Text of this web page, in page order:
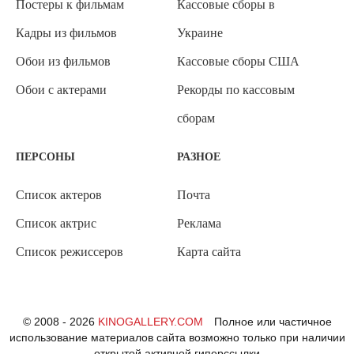
Постеры к фильмам
Кадры из фильмов
Обои из фильмов
Обои с актерами
Кассовые сборы в
Украине
Кассовые сборы США
Рекорды по кассовым
сборам
ПЕРСОНЫ
Список актеров
Список актрис
Список режиссеров
РАЗНОЕ
Почта
Реклама
Карта сайта
© 2008 - 2026 KINOGALLERY.COM
Полное или частичное
использование материалов сайта возможно только при наличии